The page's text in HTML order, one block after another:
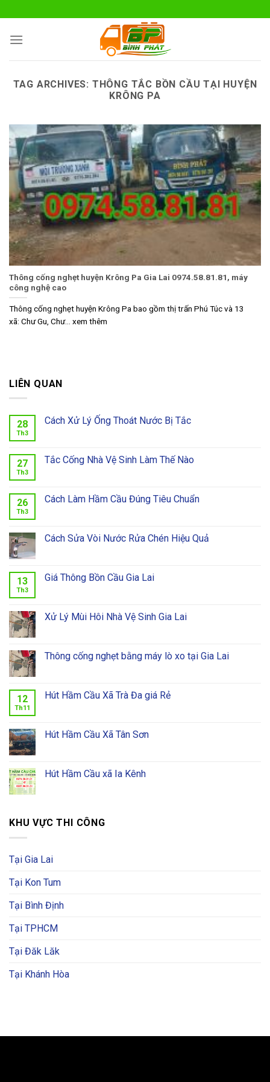
to
content
TAG ARCHIVES: THÔNG TẮC BỒN CẦU TẠI HUYỆN
KRÔNG PA
Thông cống nghẹt huyện Krông Pa Gia Lai 0974.58.81.81, máy
công nghệ cao
Thông cống nghẹt huyện Krông Pa bao gồm thị trấn Phú Túc và 13
xã: Chư Gu, Chư... xem thêm
LIÊN QUAN
28
Th3
Cách Xử Lý Ống Thoát Nước Bị Tắc
27
Th3
Tắc Cống Nhà Vệ Sinh Làm Thế Nào
26
Th3
Cách Làm Hầm Cầu Đúng Tiêu Chuẩn
Cách Sửa Vòi Nước Rửa Chén Hiệu Quả
13
Th3
Giá Thông Bồn Cầu Gia Lai
Xử Lý Mùi Hôi Nhà Vệ Sinh Gia Lai
Thông cống nghẹt bằng máy lò xo tại Gia Lai
12
Th11
Hút Hầm Cầu Xã Trà Đa giá Rẻ
Hút Hầm Cầu Xã Tân Sơn
Hút Hầm Cầu xã Ia Kênh
KHU VỰC THI CÔNG
Tại Gia Lai
Tại Kon Tum
Tại Bình Định
Tại TPHCM
Tại Đăk Lăk
Tại Khánh Hòa